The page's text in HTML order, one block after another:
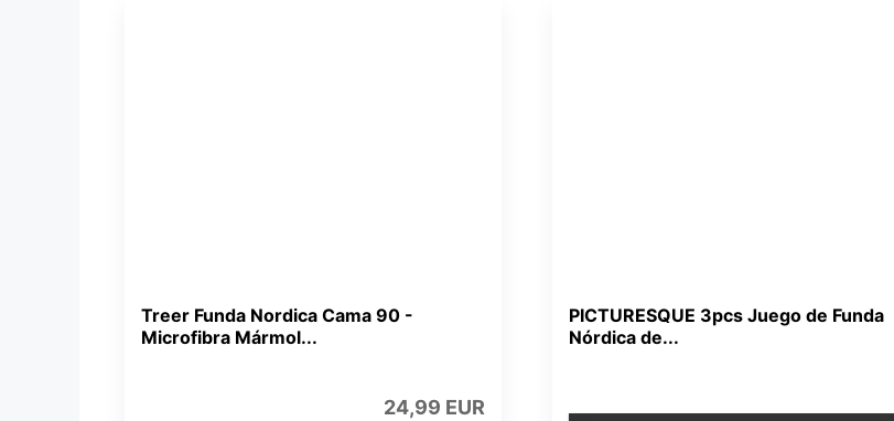
Treer Funda Nordica Cama 90 -
Microfibra Mármol...
24,99 EUR
PICTURESQUE 3pcs Juego de Funda
Nórdica de...